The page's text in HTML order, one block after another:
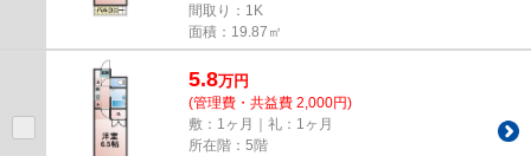
間取り：1K
面積：19.87㎡
5.8万円
(管理費・共益費 2,000円)
敷：1ヶ月｜礼：1ヶ月
所在階：5階